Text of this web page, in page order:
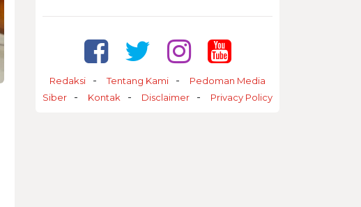
Redaksi Tentang Kami
Pedoman Media
Siber
Kontak Disclaimer Privacy Policy